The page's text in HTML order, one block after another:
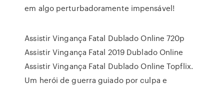
em algo perturbadoramente impensável!
Assistir Vingança Fatal Dublado Online 720p
Assistir Vingança Fatal 2019 Dublado Online
Assistir Vingança Fatal Dublado Online Topflix.
Um herói de guerra guiado por culpa e